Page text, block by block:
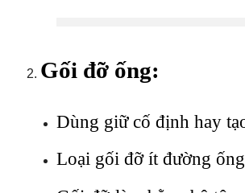
Gối đỡ ống:
Dùng giữ cố định hay
Loại gối đỡ ít đường